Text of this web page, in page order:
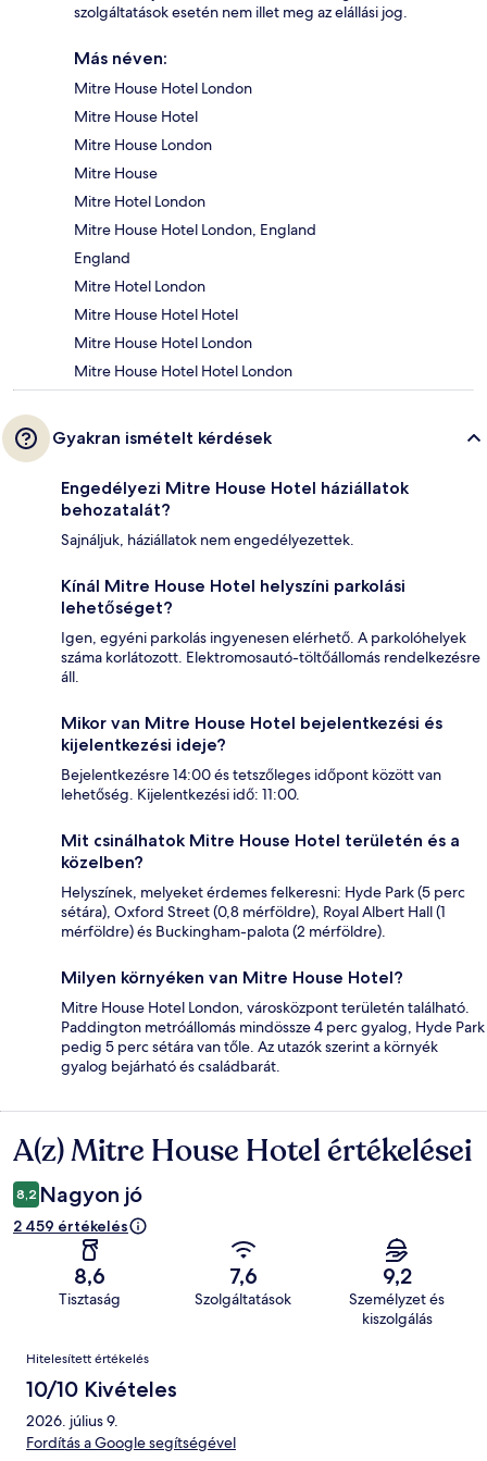
szolgáltatások esetén nem illet meg az elállási jog.
Más néven:
Mitre House Hotel London
Mitre House Hotel
Mitre House London
Mitre House
Mitre Hotel London
Mitre House Hotel London, England
England
Mitre Hotel London
Mitre House Hotel Hotel
Mitre House Hotel London
Mitre House Hotel Hotel London
Gyakran ismételt kérdések
Engedélyezi Mitre House Hotel háziállatok
behozatalát?
Sajnáljuk, háziállatok nem engedélyezettek.
Kínál Mitre House Hotel helyszíni parkolási
lehetőséget?
Igen, egyéni parkolás ingyenesen elérhető. A parkolóhelyek
száma korlátozott. Elektromosautó-töltőállomás rendelkezésre
áll.
Mikor van Mitre House Hotel bejelentkezési és
kijelentkezési ideje?
Bejelentkezésre 14:00 és tetszőleges időpont között van
lehetőség. Kijelentkezési idő: 11:00.
Mit csinálhatok Mitre House Hotel területén és a
közelben?
Helyszínek, melyeket érdemes felkeresni: Hyde Park (5 perc
sétára), Oxford Street (0,8 mérföldre), Royal Albert Hall (1
mérföldre) és Buckingham-palota (2 mérföldre).
Milyen környéken van Mitre House Hotel?
Mitre House Hotel London, városközpont területén található.
Paddington metróállomás mindössze 4 perc gyalog, Hyde Park
pedig 5 perc sétára van tőle. Az utazók szerint a környék
gyalog bejárható és családbarát.
Értékelések
A(z) Mitre House Hotel értékelései
8,2 Nagyon jó
2 459 értékelés
8,6
Tisztaság
7,6
Szolgáltatások
9,2
Személyzet és
kiszolgálás
Értékelések
Hitelesített értékelés
10/10 Kivételes
2026. július 9.
Fordítás a Google segítségével